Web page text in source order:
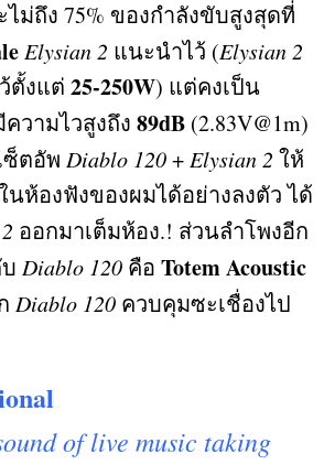
ไม่ถึง 75% ของกำลังขับสูงสุดที่
Elysian 2 แนะนำไว้ (Elysian 2
ตั้งแต่ 25-250W) แต่คงเป็น
ความไวสูงถึง 89dB (2.83V@1m)
ซ็ตอัพ Diablo 120+ Elysian 2 ให้
ห้องฟังของผมได้อย่างลงตัว ได้
ออกมาเต็มห้อง.! ส่วนลำโพงอีก
Diablo 120 คือ Totem Acoustic
Diablo 120 ควบคุมซะเชื่องไป
of live music taking